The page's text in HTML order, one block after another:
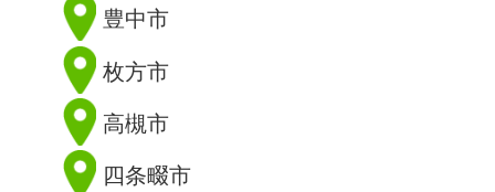
豊中市
枚方市
高槻市
四条畷市